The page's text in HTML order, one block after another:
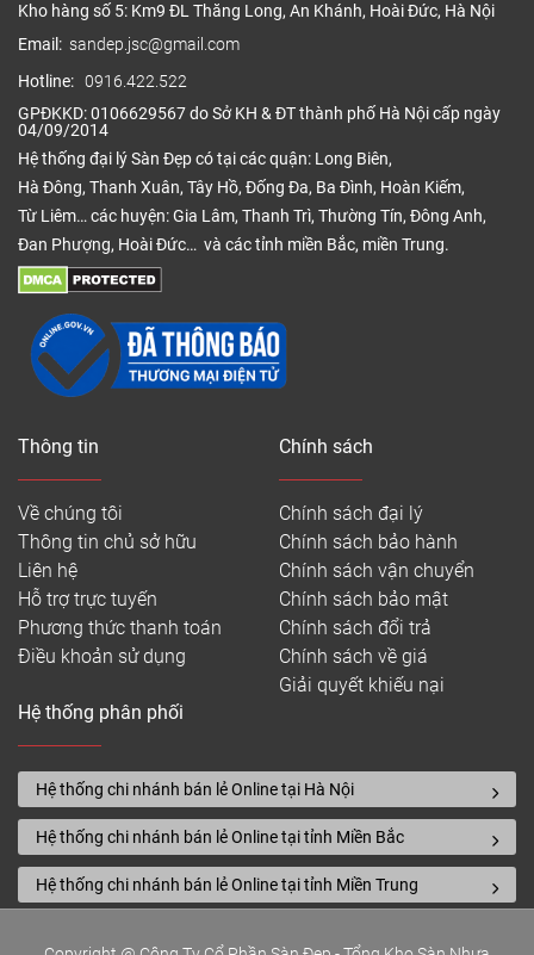
Kho hàng số 5: Km9 ĐL Thăng Long, An Khánh, Hoài Đức, Hà Nội
Email: sandep.jsc@gmail.com
Hotline: 0916.422.522
GPĐKKD: 0106629567 do Sở KH & ĐT thành phố Hà Nội cấp ngày
04/09/2014
Hệ thống đại lý Sàn Đẹp có tại các quận: Long Biên,
Hà Đông, Thanh Xuân, Tây Hồ, Đống Đa, Ba Đình, Hoàn Kiếm,
Từ Liêm… các huyện: Gia Lâm, Thanh Trì, Thường Tín, Đông Anh,
Đan Phượng, Hoài Đức… và các tỉnh miền Bắc, miền Trung.
Thông tin
Về chúng tôi
Thông tin chủ sở hữu
Liên hệ
Hỗ trợ trực tuyến
Phương thức thanh toán
Điều khoản sử dụng
Chính sách
Chính sách đại lý
Chính sách bảo hành
Chính sách vận chuyển
Chính sách bảo mật
Chính sách đổi trả
Chính sách về giá
Giải quyết khiếu nại
Hệ thống phân phối
Hệ thống chi nhánh bán lẻ Online tại Hà Nội
Hệ thống chi nhánh bán lẻ Online tại tỉnh Miền Bắc
Hệ thống chi nhánh bán lẻ Online tại tỉnh Miền Trung